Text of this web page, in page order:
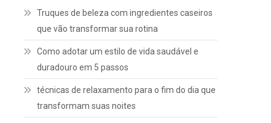
Truques de beleza com ingredientes caseiros
que vão transformar sua rotina
Como adotar um estilo de vida saudável e
duradouro em 5 passos
técnicas de relaxamento para o fim do dia que
transformam suas noites